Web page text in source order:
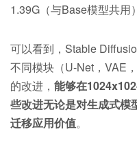
1.39G（与Base模型共用
可以看到，Stable
不同模块（U-Net，VAE
的改进， 能够在
些改进无论是对生成式模
迁移应用价值。